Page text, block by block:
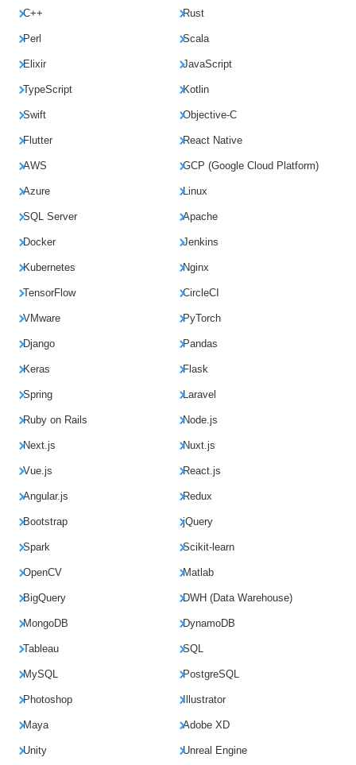
C++ Rust
Perl Scala
Elixir JavaScript
TypeScript Kotlin
Swift Objective-C
Flutter React Native
AWS GCP (Google Cloud Platform)
Azure Linux
SQL Server Apache
Docker Jenkins
Kubernetes Nginx
TensorFlow CircleCI
VMware PyTorch
Django Pandas
Keras Flask
Spring Laravel
Ruby on Rails Node.js
Next.js Nuxt.js
Vue.js React.js
Angular.js Redux
Bootstrap jQuery
Spark Scikit-learn
OpenCV Matlab
BigQuery DWH (Data Warehouse)
MongoDB DynamoDB
Tableau SQL
MySQL PostgreSQL
Photoshop Illustrator
Maya Adobe XD
Unity Unreal Engine